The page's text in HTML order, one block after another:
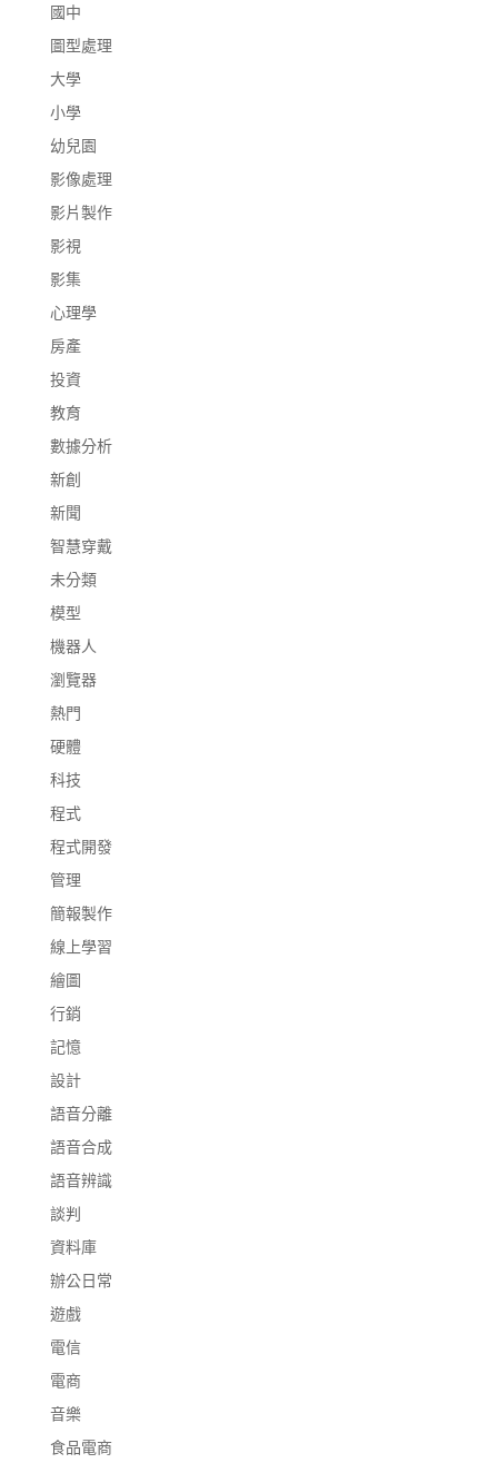
國中
圖型處理
大學
小學
幼兒園
影像處理
影片製作
影視
影集
心理學
房產
投資
教育
數據分析
新創
新聞
智慧穿戴
未分類
模型
機器人
瀏覽器
熱門
硬體
科技
程式
程式開發
管理
簡報製作
線上學習
繪圖
行銷
記憶
設計
語音分離
語音合成
語音辨識
談判
資料庫
辦公日常
遊戲
電信
電商
音樂
食品電商